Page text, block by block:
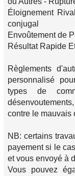
Éloignement
conjugal
Envoûtement de
Résultat Rapide
Règlements
personnalisé
types de
contre le
NB: certains
payement si le
et vous envoyé à
Vous pouvez